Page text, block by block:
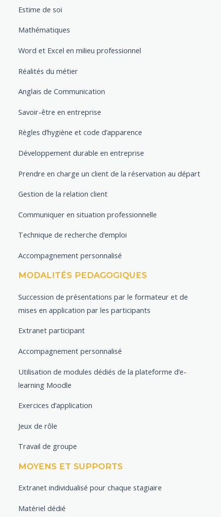
Estime de soi
Mathématiques
Word et Excel en milieu professionnel
Réalités du métier
Anglais de Communication
Savoir-être en entreprise
Règles d’hygiène et code d’apparence
Développement durable en entreprise
Prendre en charge un client de la réservation au départ
Gestion de la relation client
Communiquer en situation professionnelle
Technique de recherche d’emploi
Accompagnement personnalisé
MODALITÉS PEDAGOGIQUES
Succession de présentations par le formateur et de
mises en application par les participants
Extranet participant
Accompagnement personnalisé
Utilisation de modules dédiés de la plateforme d’e-
learning Moodle
Exercices d’application
Jeux de rôle
Travail de groupe
MOYENS ET SUPPORTS
Extranet individualisé pour chaque stagiaire
Matériel dédié